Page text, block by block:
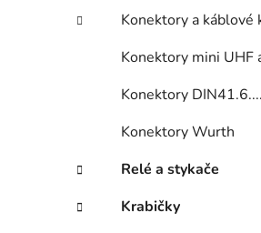
Konektory a káblové
Konektory mini UHF
Konektory
Konektory Wurth
Relé a stykače
Krabičky